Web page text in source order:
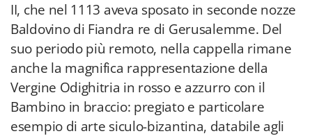
II, che nel 1113 aveva sposato in seconde nozze
Baldovino di Fiandra re di Gerusalemme. Del
suo periodo più remoto, nella cappella rimane
anche la magnifica rappresentazione della
Vergine Odighitria in rosso e azzurro con il
Bambino in braccio: pregiato e particolare
esempio di arte siculo-bizantina, databile agli